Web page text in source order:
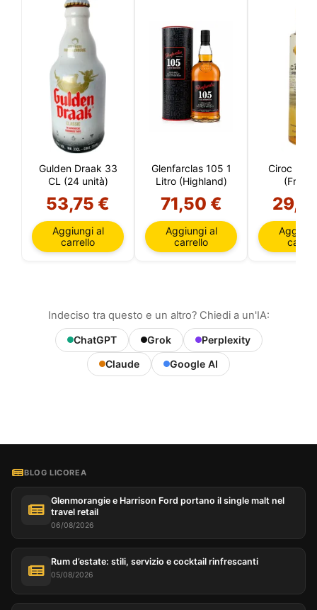
Gulden Draak 33
CL (24 unità)
53,75 €
Aggiungi al
carrello
Glenfarclas 105 1
Litro (Highland)
71,50 €
Aggiungi al
carrello
Ciroc
Indeciso tra questo e un altro? Chiedi a un'IA:
ChatGPT Grok
Perplexity
Claude
Google AI
BLOG LICOREA
Glenmorangie e Harrison Ford portano il single malt nel
travel retail
06/08/2026
Rum d’estate: stili, servizio e cocktail rinfrescanti
05/08/2026